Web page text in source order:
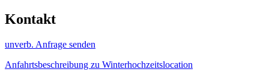
Kontakt
unverb. Anfrage senden
Anfahrtsbeschreibung zu Winterhochzeitslocation